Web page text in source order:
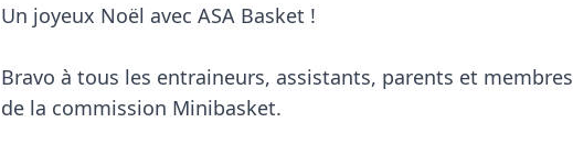
Un joyeux Noël avec ASA Basket !
Bravo à tous les entraineurs, assistants, parents et membres
de la commission Minibasket.